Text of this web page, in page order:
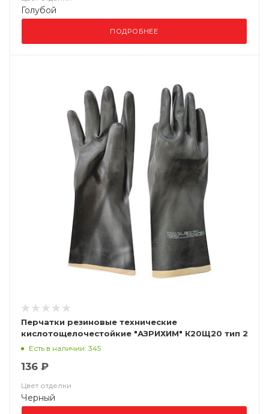
Голубой
ПОДРОБНЕЕ
Перчатки резиновые технические
кислотощелочестойкие "АЗРИХИМ" К20Щ20 тип 2
(КЩСТ-2 (АЗРИ)
Есть в наличии: 345
136 ₽
Цвет отделки
Черный